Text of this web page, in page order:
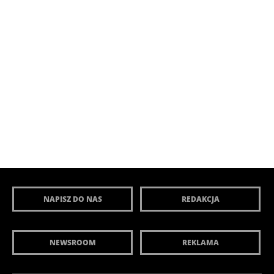
NAPISZ DO NAS REDAKCJA
NEWSROOM REKLAMA